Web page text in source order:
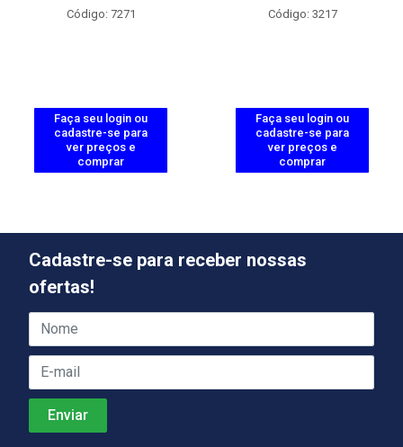
Código: 7271
Faça seu login ou
cadastre-se para
ver preços e
comprar
Código: 3217
Faça seu login ou
cadastre-se para
ver preços e
comprar
Cadastre-se para receber nossas
ofertas!